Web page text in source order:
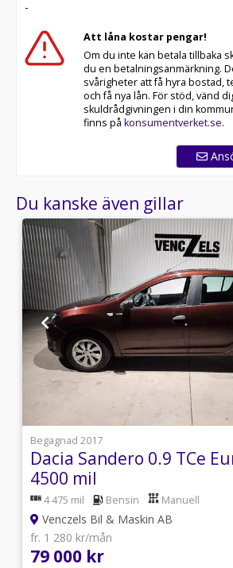
-
Att låna kostar pengar!
Om du inte kan betala tillbaka
du en betalningsanmärkning.
svårigheter att få hyra bostad,
och få nya lån. För stöd, vänd
skuldrådgivningen i din
finns på konsumentverket.se.
Du kanske även gillar
Begagnad 2017
Dacia Sandero 0.9 TCe
4500 mil
4 475 mil Bensin Manuell
Venczels Bil & Maskin AB
fr. 1 280 kr/mån
79 000 kr